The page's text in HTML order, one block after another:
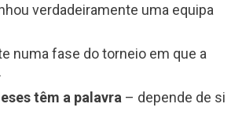
verdadeiramente uma equipa
numa fase do torneio em que a
têm a palavra – depende de si